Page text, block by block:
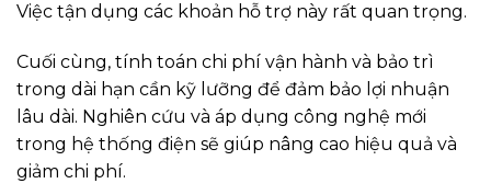
Việc tận dụng các khoản hỗ trợ này rất quan trọng.
Cuối cùng, tính toán chi phí vận hành và bảo trì
trong dài hạn cần kỹ lưỡng để đảm bảo lợi nhuận
lâu dài. Nghiên cứu và áp dụng công nghệ mới
trong hệ thống điện sẽ giúp nâng cao hiệu quả và
giảm chi phí.